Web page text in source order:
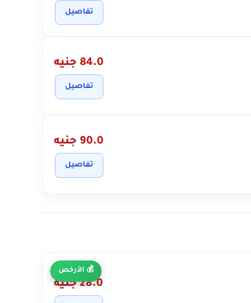
تفاصيل
84.0 جنيه
تفاصيل
90.0 جنيه
تفاصيل
الأرخص
28.0 جنيه